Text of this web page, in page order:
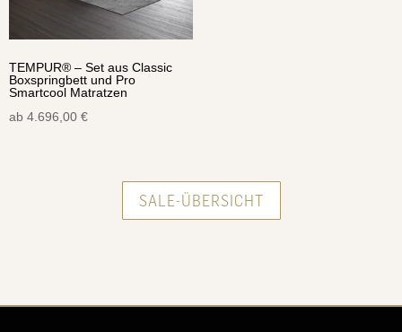
TEMPUR® – Set aus Classic
Boxspringbett und Pro
Smartcool Matratzen
ab 4.696,00 €
SALE-ÜBERSICHT